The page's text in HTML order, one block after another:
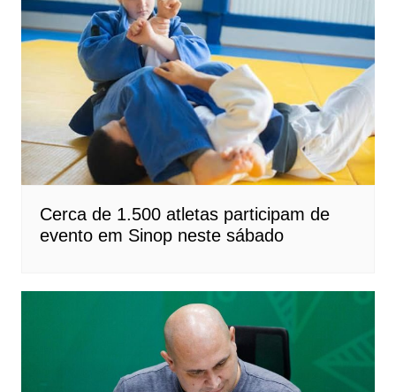
Cerca de 1.500 atletas participam de
evento em Sinop neste sábado